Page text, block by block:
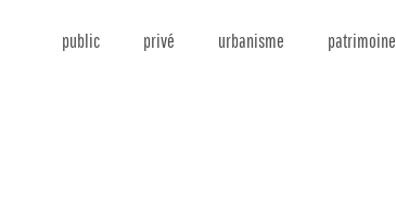
public privé urbanisme patrimoine